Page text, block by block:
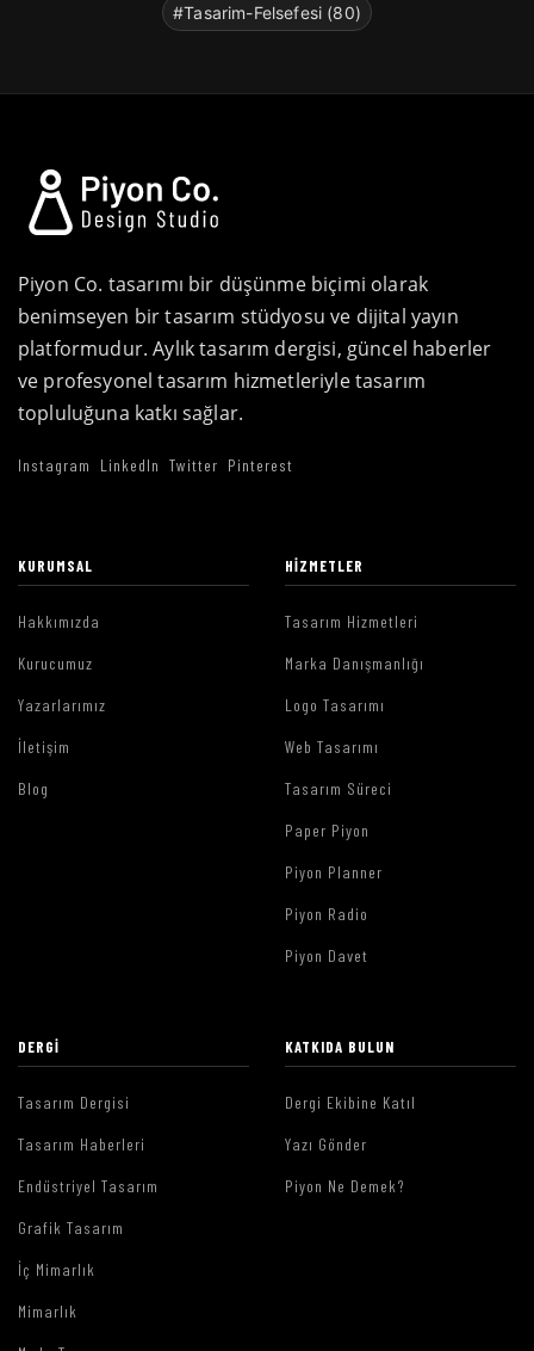
#Tasarim-Felsefesi (80)
Piyon Co. tasarımı bir düşünme biçimi olarak
benimseyen bir tasarım stüdyosu ve dijital yayın
platformudur. Aylık tasarım dergisi, güncel haberler
ve profesyonel tasarım hizmetleriyle tasarım
topluluğuna katkı sağlar.
Instagram LinkedIn Twitter Pinterest
KURUMSAL
Hakkımızda
Kurucumuz
Yazarlarımız
İletişim
Blog
HIZMETLER
Tasarım Hizmetleri
Marka Danışmanlığı
Logo Tasarımı
Web Tasarımı
Tasarım Süreci
Paper Piyon
Piyon Planner
Piyon Radio
Piyon Davet
DERGI
Tasarım Dergisi
Tasarım Haberleri
Endüstriyel Tasarım
Grafik Tasarım
İç Mimarlık
Mimarlık
KATKIDA BULUN
Dergi Ekibine Katıl
Yazı Gönder
Piyon Ne Demek?